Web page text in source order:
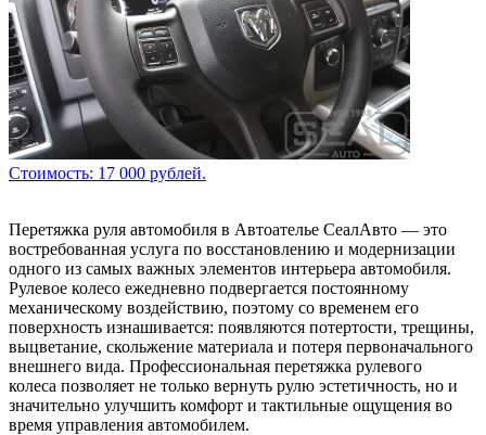
Стоимость: 17 000 рублей.
Перетяжка руля автомобиля в Автоателье СеалАвто — это
востребованная услуга по восстановлению и модернизации
одного из самых важных элементов интерьера автомобиля.
Рулевое колесо ежедневно подвергается постоянному
механическому воздействию, поэтому со временем его
поверхность изнашивается: появляются потертости, трещины,
выцветание, скольжение материала и потеря первоначального
внешнего вида. Профессиональная перетяжка рулевого
колеса позволяет не только вернуть рулю эстетичность, но и
значительно улучшить комфорт и тактильные ощущения во
время управления автомобилем.